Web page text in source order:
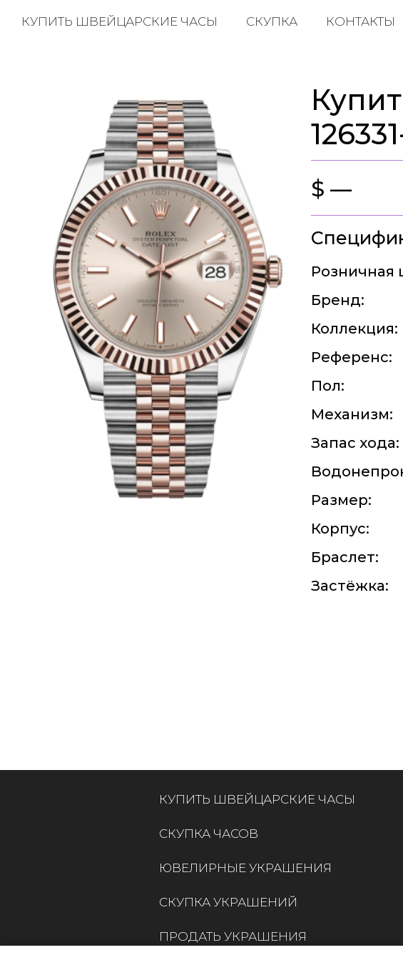
КУПИТЬ ШВЕЙЦАРСКИЕ ЧАСЫ СКУПКА КОНТАКТЫ
$ —
Розничная
Бренд:
Коллекция:
Референс:
Пол:
Механизм:
Запас хода:
Размер:
Корпус:
Браслет:
Застёжка:
КУПИТЬ ШВЕЙЦАРСКИЕ ЧАСЫ
СКУПКА ЧАСОВ
ЮВЕЛИРНЫЕ УКРАШЕНИЯ
СКУПКА УКРАШЕНИЙ
ПРОДАТЬ УКРАШЕНИЯ